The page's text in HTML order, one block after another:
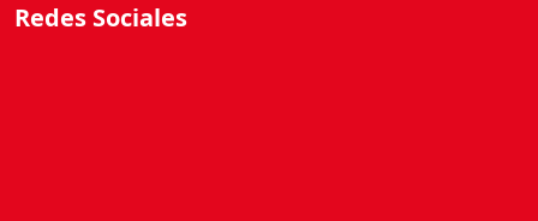
Redes Sociales